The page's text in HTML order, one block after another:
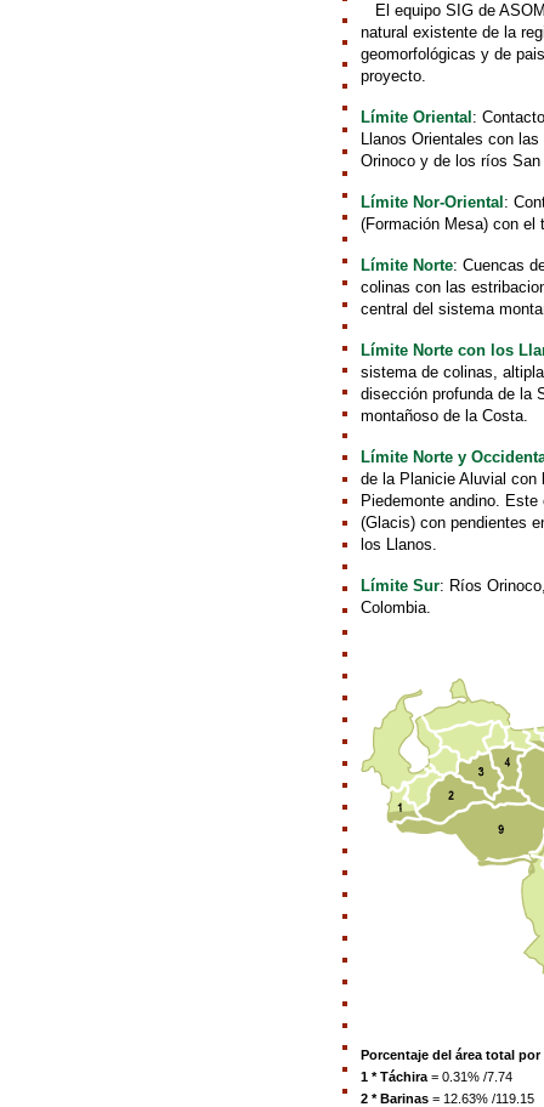
El equipo SIG de
natural existente de la
geomorfológicas y de
proyecto.
Límite Oriental :
Llanos Orientales con
Orinoco y de los ríos
Límite Nor-Oriental :
(Formación Mesa) con el
Límite Norte: Cuencas
colinas con las
central del sistema
Límite Norte con los
sistema de colinas,
disección profunda de la
montañoso de la Costa.
Límite Norte y
de la Planicie Aluvial
Piedemonte andino.
(Glacis) con pendientes
los Llanos.
Límite Sur: Ríos
Colombia.
Porcentaje del área total por
1 * Táchira = 0.31% /7.74
2 * Barinas = 12.63% /119.15